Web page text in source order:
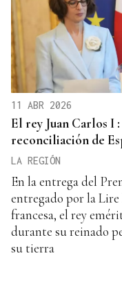
11 ABR 2026
El rey Juan Carlos I
reconciliación de
LA REGIÓN
En la entrega del
entregado por la Lire
francesa, el rey
durante su reinado
su tierra